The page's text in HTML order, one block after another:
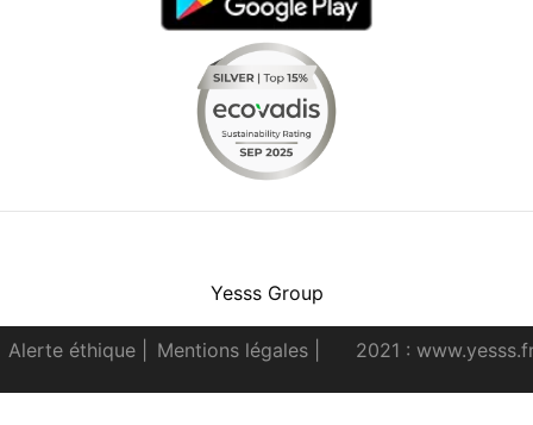
Yesss Group
Alerte éthique Mentions légales 2021 :